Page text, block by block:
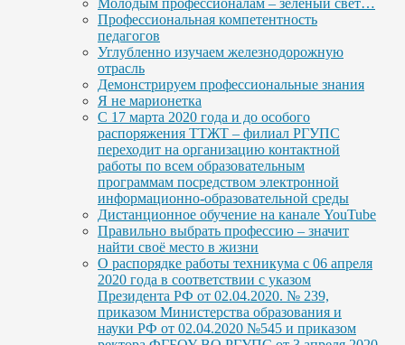
Профессиональная компетентность
педагогов
Углубленно изучаем железнодорожную
отрасль
Демонстрируем профессиональные знания
Я не марионетка
С 17 марта 2020 года и до особого
распоряжения ТТЖТ – филиал РГУПС
переходит на организацию контактной
работы по всем образовательным
программам посредством электронной
информационно-образовательной среды
Дистанционное обучение на канале YouTube
Правильно выбрать профессию – значит
найти своё место в жизни
О распорядке работы техникума с 06 апреля
2020 года в соответствии с указом
Президента РФ от 02.04.2020. № 239,
приказом Министерства образования и
науки РФ от 02.04.2020 №545 и приказом